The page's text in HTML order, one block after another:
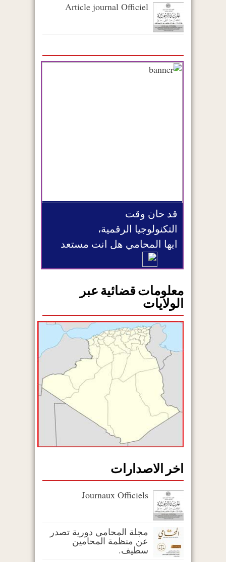
Article journal Officiel
قد حان وقت
التكنولوجيا الرقمية،
ايها المحامي هل انت مستعد
معلومات قضائية عبر
الولايات
اخر الاصدارات
Journaux Officiels
مجلة المحامي دورية تصدر
عن منظمة المحامين
سطيف.